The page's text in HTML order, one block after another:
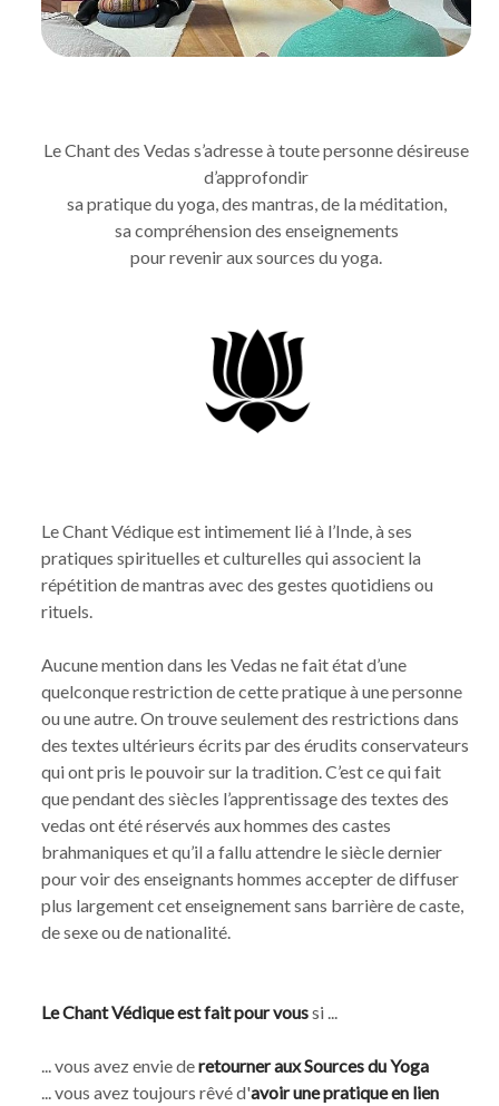
Le Chant des Vedas s’adresse à toute personne désireuse
d’approfondir
sa pratique du yoga, des mantras, de la méditation,
sa compréhension des enseignements
pour revenir aux sources du yoga.
Le Chant Védique est intimement lié à l’Inde, à ses
pratiques spirituelles et culturelles qui associent la
répétition de mantras avec des gestes quotidiens ou
rituels.
Aucune mention dans les Vedas ne fait état d’une
quelconque restriction de cette pratique à une personne
ou une autre. On trouve seulement des restrictions dans
des textes ultérieurs écrits par des érudits conservateurs
qui ont pris le pouvoir sur la tradition. C’est ce qui fait
que pendant des siècles l’apprentissage des textes des
vedas ont été réservés aux hommes des castes
brahmaniques et qu’il a fallu attendre le siècle dernier
pour voir des enseignants hommes accepter de diffuser
plus largement cet enseignement sans barrière de caste,
de sexe ou de nationalité.
Le Chant Védique est fait pour voussi ...
... vous avez envie deretourner aux Sources du Yoga
... vous avez toujours rêvé d'avoir une pratique en lien